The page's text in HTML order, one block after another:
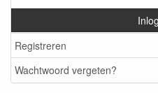
Registreren
Wachtwoord vergeten?